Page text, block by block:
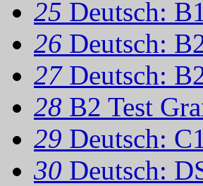
25 Deutsch:
26 Deutsch:
27 Deutsch:
28 B2 Test
29 Deutsch: C1
30 Deutsch: